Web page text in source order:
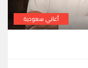
أغاني سعودية